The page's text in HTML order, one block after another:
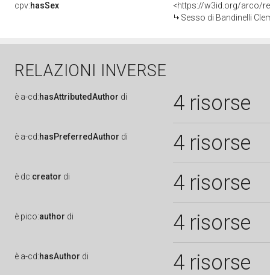
cpv:hasSex
<https://w3id.org/arco/
Sesso di Bandinelli
RELAZIONI INVERSE
è a-cd:hasAttributedAuthor di 4 risorse
è a-cd:hasPreferredAuthor di 4 risorse
è dc:creator di 4 risorse
è pico:author di 4 risorse
è a-cd:hasAuthor di 4 risorse